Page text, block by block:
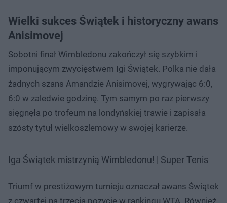
Wielki sukces Świątek i historyczny awans
Anisimovej
Sobotni finał Wimbledonu zakończył się szybkim i
imponującym zwycięstwem Igi Świątek. Polka nie dała
żadnych szans Amandzie Anisimovej, wygrywając 6:0,
6:0 w zaledwie godzinę. Tym samym po raz pierwszy
sięgnęła po trofeum na londyńskiej trawie i zapisała
szósty tytuł wielkoszlemowy w swojej karierze.
Iga Świątek mistrzynią Wimbledonu! | Super Tenis
Triumf w prestiżowym turnieju oznaczał awans Świątek
z czwartej na trzecią pozycję w rankingu WTA. Również